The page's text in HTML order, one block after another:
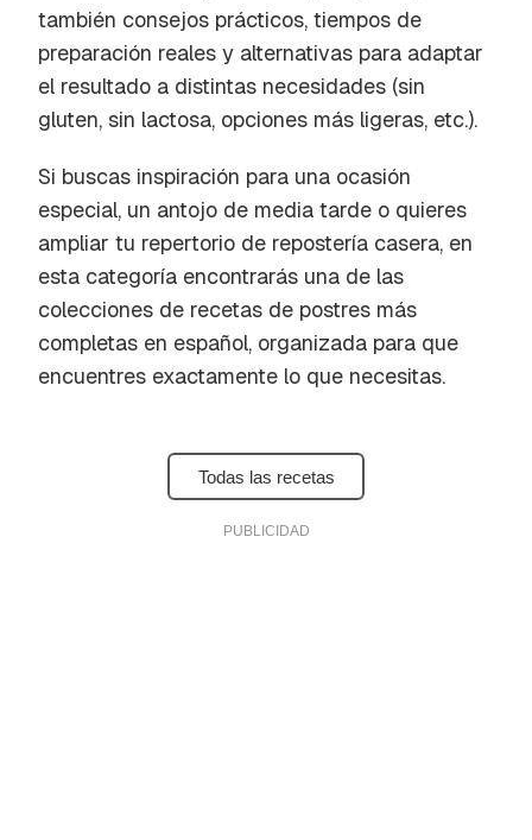
también consejos prácticos, tiempos de
preparación reales y alternativas para adaptar
el resultado a distintas necesidades (sin
gluten, sin lactosa, opciones más ligeras, etc.).
Si buscas inspiración para una ocasión
especial, un antojo de media tarde o quieres
ampliar tu repertorio de repostería casera, en
esta categoría encontrarás una de las
colecciones de recetas de postres más
completas en español, organizada para que
encuentres exactamente lo que necesitas.
Todas las recetas